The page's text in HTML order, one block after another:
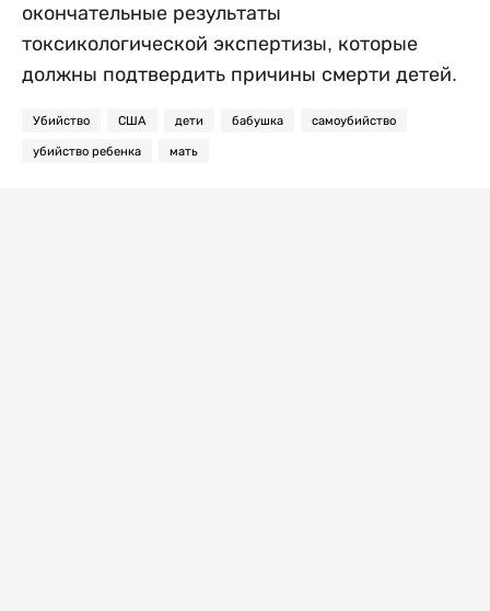
окончательные результаты
токсикологической экспертизы, которые
должны подтвердить причины смерти детей.
Убийство США дети бабушка самоубийство
убийство ребенка мать